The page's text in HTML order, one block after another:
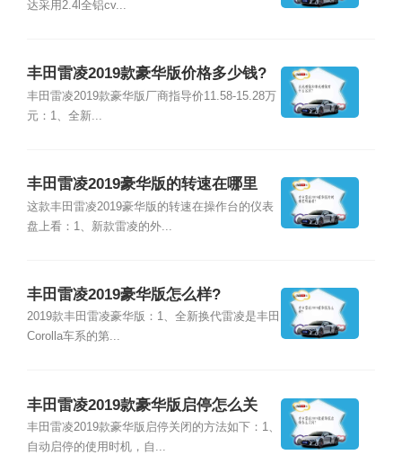
达采用2.4l全铝cv...
丰田雷凌2019款豪华版价格多少钱?
丰田雷凌2019款豪华版厂商指导价11.58-15.28万
元：1、全新...
丰田雷凌2019豪华版的转速在哪里
看?
这款丰田雷凌2019豪华版的转速在操作台的仪表
盘上看：1、新款雷凌的外...
丰田雷凌2019豪华版怎么样?
2019款丰田雷凌豪华版：1、全新换代雷凌是丰田
Corolla车系的第...
丰田雷凌2019款豪华版启停怎么关
闭?
丰田雷凌2019款豪华版启停关闭的方法如下：1、
自动启停的使用时机，自...